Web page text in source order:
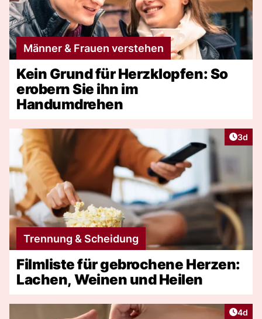
Männer & Frauen verstehen
Kein Grund für Herzklopfen: So
erobern Sie ihn im
Handumdrehen
3d
Trennung & Scheidung
Filmliste für gebrochene Herzen:
Lachen, Weinen und Heilen
4d